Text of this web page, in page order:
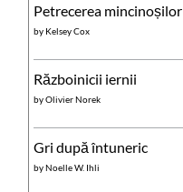
Petrecerea mincinoșilor
by Kelsey Cox
Războinicii iernii
byOlivier Norek
Gri după întuneric
byNoelle W. Ihli